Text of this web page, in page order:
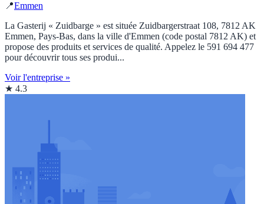
📍Emmen
La Gasterij « Zuidbarge » est située Zuidbargerstraat 108, 7812 AK
Emmen, Pays-Bas, dans la ville d'Emmen (code postal 7812 AK) et
propose des produits et services de qualité. Appelez le 591 694 477
pour découvrir tous ses produi...
Voir l'entreprise »
★ 4.3